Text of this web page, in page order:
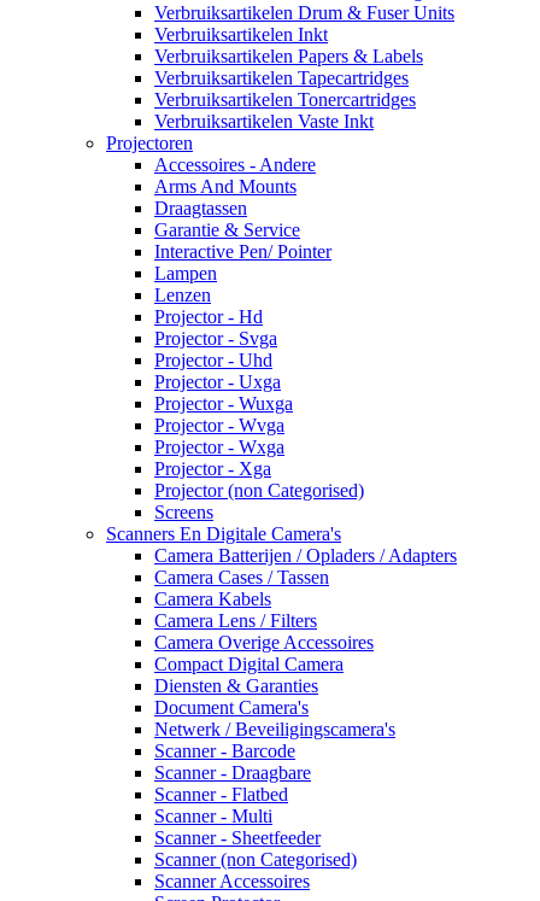
Verbruiksartikelen Drum & Fuser Units
Verbruiksartikelen Inkt
Verbruiksartikelen Papers & Labels
Verbruiksartikelen Tapecartridges
Verbruiksartikelen Tonercartridges
Verbruiksartikelen Vaste Inkt
Projectoren
Accessoires - Andere
Arms And Mounts
Draagtassen
Garantie & Service
Interactive Pen/ Pointer
Lampen
Lenzen
Projector - Hd
Projector - Svga
Projector - Uhd
Projector - Uxga
Projector - Wuxga
Projector - Wvga
Projector - Wxga
Projector - Xga
Projector (non Categorised)
Screens
Scanners En Digitale Camera's
Camera Batterijen / Opladers / Adapters
Camera Cases / Tassen
Camera Kabels
Camera Lens / Filters
Camera Overige Accessoires
Compact Digital Camera
Diensten & Garanties
Document Camera's
Netwerk / Beveiligingscamera's
Scanner - Barcode
Scanner - Draagbare
Scanner - Flatbed
Scanner - Multi
Scanner - Sheetfeeder
Scanner (non Categorised)
Scanner Accessoires